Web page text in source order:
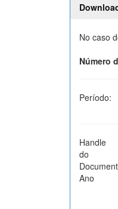
No caso
Número
Período:
Handle
do
Ano